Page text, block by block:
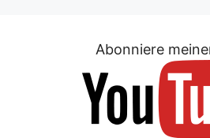
Abonniere